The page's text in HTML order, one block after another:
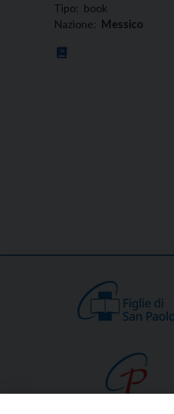
Tipo: book
Nazione: Messico